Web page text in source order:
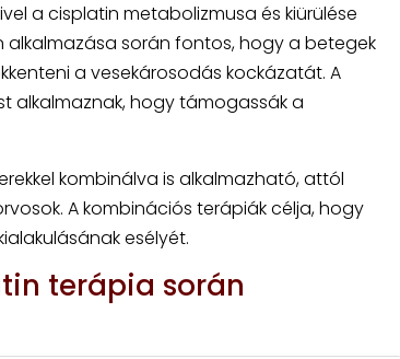
a cisplatin metabolizmusa és kiürülése
alkalmazása során fontos, hogy a betegek
a vesekárosodás kockázatát. A
alkalmaznak, hogy támogassák a
kombinálva is alkalmazható, attól
A kombinációs terápiák célja, hogy
esélyét.
terápia során